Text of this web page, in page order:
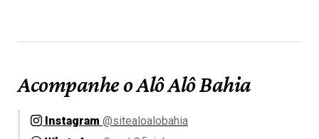
Acompanhe o Alô Alô Bahia
Instagram @sitealoalobahia